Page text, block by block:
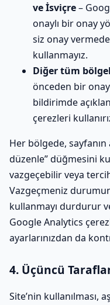
ve İsviçre–
onaylı bir onay
siz onay
kullanmayız.
Diğer tüm
önceden bir
bildirimde
çerezleri
Her bölgede, sayfanın
düzenle” düğmesini
vazgeçebilir veya
Vazgeçmeniz
kullanmayı durdurur
Google Analytics
ayarlarınızdan da
4. Üçüncü
Site’nin kullanılması,